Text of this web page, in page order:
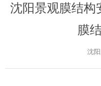
沈阳景观膜结构
膜
沈